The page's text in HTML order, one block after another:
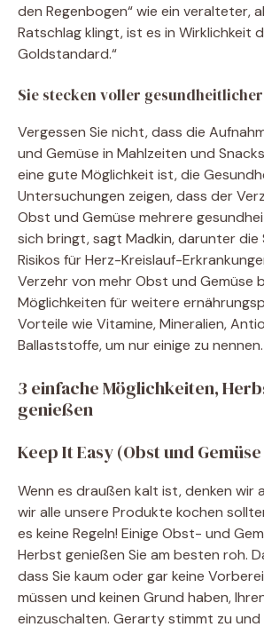
den Regenbogen“ wie ein veralteter,
Ratschlag klingt, ist es in Wirklichkeit
Goldstandard.“
Sie stecken voller
Vergessen Sie nicht, dass die
und Gemüse in Mahlzeiten und
eine gute Möglichkeit ist, die
Untersuchungen zeigen, dass der
Obst und Gemüse mehrere
sich bringt, sagt Madkin, darunter die
Risikos für Herz-Kreislauf-
Verzehr von mehr Obst und Gemüse
Möglichkeiten für weitere
Vorteile wie Vitamine, Mineralien,
Ballaststoffe, um nur einige zu nennen.
3 einfache Möglichkeiten,
genießen
Keep It Easy (Obst und
Wenn es draußen kalt ist, denken wir
wir alle unsere Produkte kochen
es keine Regeln! Einige Obst- und
Herbst genießen Sie am besten roh.
dass Sie kaum oder gar keine
müssen und keinen Grund haben,
einzuschalten. Gerarty stimmt zu und